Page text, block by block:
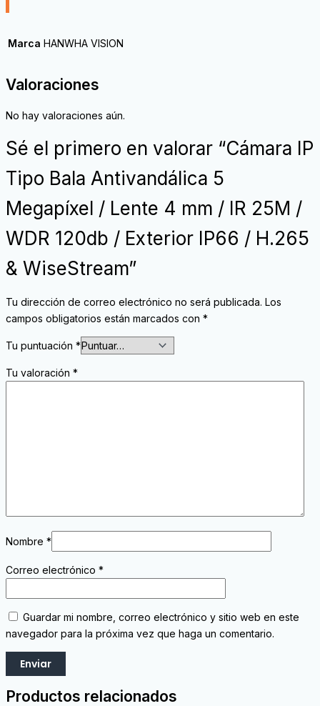
Marca HANWHA VISION
Valoraciones
No hay valoraciones aún.
Sé el primero en valorar “Cámara IP
Tipo Bala Antivandálica 5
Megapíxel / Lente 4 mm / IR 25M /
WDR 120db / Exterior IP66 / H.265
& WiseStream”
Tu dirección de correo electrónico no será publicada. Los
campos obligatorios están marcados con *
Tu puntuación *
Tu valoración *
Nombre *
Correo electrónico *
Guardar mi nombre, correo electrónico y sitio web en este
navegador para la próxima vez que haga un comentario.
Productos relacionados